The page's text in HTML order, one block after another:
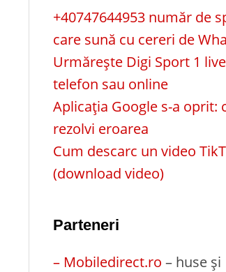
+40747644953 număr de
care sună cu cereri de
Urmărește Digi Sport 1
telefon sau online
Aplicația Google s-a oprit:
rezolvi eroarea
Cum descarc un video
(download video)
Parteneri
– Mobiledirect.ro – huse și